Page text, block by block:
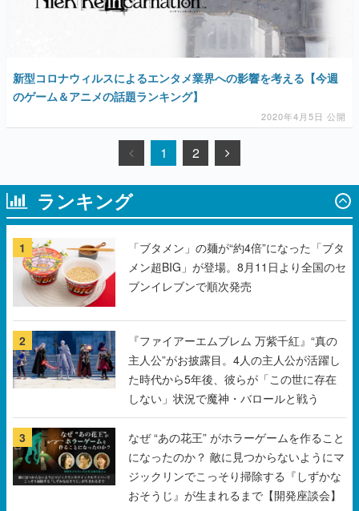
新型コロナウィルスによるエンタメ業界への影響を考える【今週
のゲーム＆アニメの話題ランキング】
2020年4月5日 公開
1 2
ランキング
1
「ブタメン」の麺が“約4倍”になった「ブタ
メン超BIG」が登場。8月11日より全国のセ
ブンイレブンで順次発売
2
『ファイアーエムブレム 万紫千紅』“真の
主人公”がお披露目。4人の主人公が活躍し
た時代から5年後、彼らが「この世に存在
しない」状況で魔神・バロールと戦う
3
なぜ “あの花王” がホラーゲームを作ること
になったのか？ 敵に見つからないようにマ
ジックリンでこっそり掃除する『しずかな
おそうじ』が生まれるまで【開発座談会】